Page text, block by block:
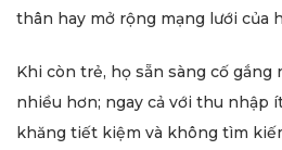
thân hay mở rộng mạng lưới của
Khi còn trẻ, họ sẵn sàng cố gắng
nhiều hơn; ngay cả với thu nhập
khăng tiết kiệm và không tìm